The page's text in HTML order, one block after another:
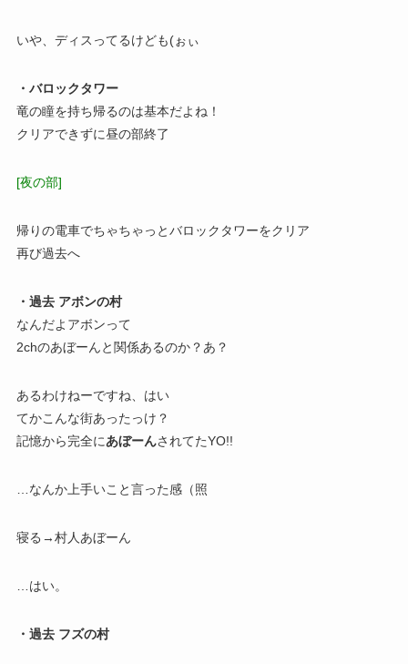
いや、ディスってるけども(ぉぃ
・バロックタワー
竜の瞳を持ち帰るのは基本だよね！
クリアできずに昼の部終了
[夜の部]
帰りの電車でちゃちゃっとバロックタワーをクリア
再び過去へ
・過去 アボンの村
なんだよアボンって
2chのあぼーんと関係あるのか？あ？
あるわけねーですね、はい
てかこんな街あったっけ？
記憶から完全にあぼーんされてたYO!!
…なんか上手いこと言った感（照
寝る→村人あぼーん
…はい。
・過去 フズの村